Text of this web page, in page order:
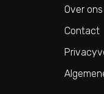
Over ons
Contact